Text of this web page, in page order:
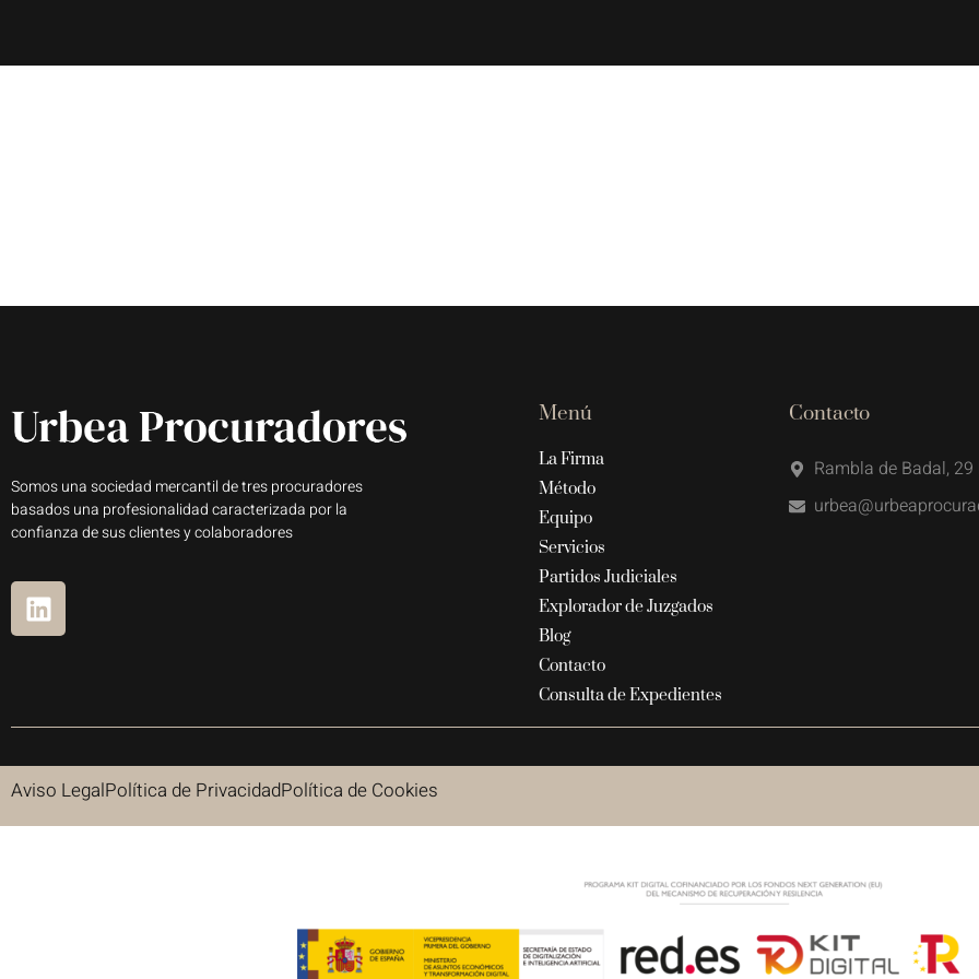
Somos una sociedad mercantil de tres procuradores
basados una profesionalidad caracterizada por la
confianza de sus clientes y colaboradores
Menú
La Firma
Método
Equipo
Servicios
Partidos Judiciales
Explorador de Juzgados
Blog
Contacto
Consulta de Expedientes
Contacto
Rambla de Badal,
Aviso LegalPolítica de PrivacidadPolítica de Cookies